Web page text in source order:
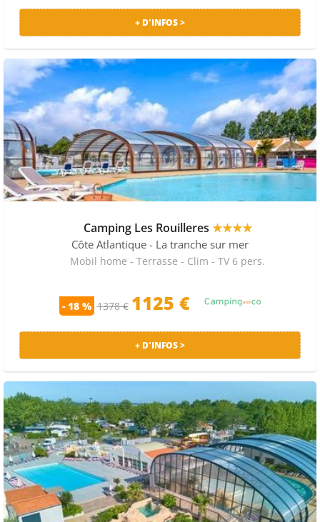
+ D'INFOS >
Camping Les Rouilleres ★★★★
Côte Atlantique - La tranche sur mer
Mobil home - Terrasse - Clim - TV 6 pers.
- 18 % 1378 € 1125 €
+ D'INFOS >